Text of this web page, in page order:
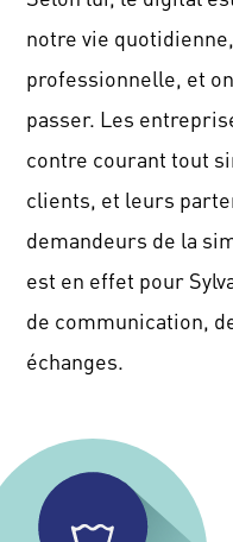
notre vie
professionnelle, et
passer. Les
contre courant tout
clients, et leurs
demandeurs de la
est en effet pour
de communication,
échanges.